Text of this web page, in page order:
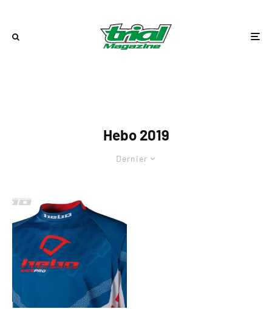
Hebo 2019
Dernier